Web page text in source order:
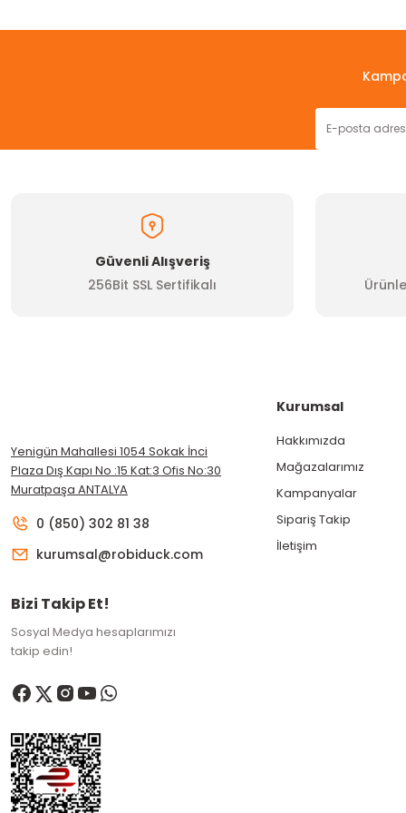
Görüş ve önerileriniz için teşekkür ederiz.
Güvenli Alışveriş
256Bit SSL Sertifikalı
Yenigün Mahallesi 1054 Sokak İnci
Plaza Dış Kapı No :15 Kat:3 Ofis No:30
Muratpaşa ANTALYA
0 (850) 302 81 38
kurumsal@robiduck.com
Bizi Takip Et!
Sosyal Medya hesaplarımızı
takip edin!
Kurumsal
Hakkımızda
Mağazalarımız
Kampanyalar
Sipariş Takip
İletişim